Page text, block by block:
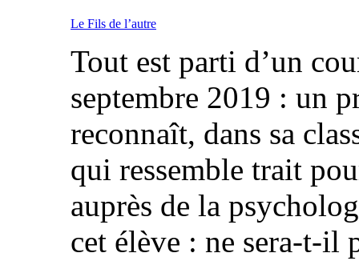
Le Fils de l’autre
Tout est parti d’un
septembre 2019 : un
reconnaît, dans sa
qui ressemble trait
auprès de la
cet élève : ne sera-t-il